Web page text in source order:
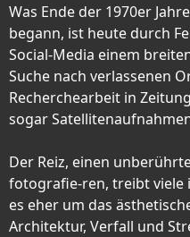
Was Ende der 1970er
begann, ist heute durch
Social-Media einem
Suche nach verlassenen
Recherchearbeit in
sogar
Der Reiz, einen
fotografie-ren, treibt viele
es eher um das
Architektur, Verfall und